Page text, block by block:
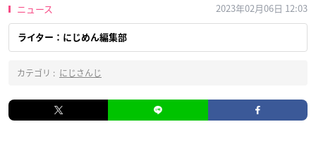
ニュース 2023年02月06日 12:03
ライター：にじめん編集部
カテゴリ : にじさんじ